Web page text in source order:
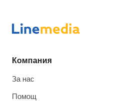
Компания
За нас
Помощ